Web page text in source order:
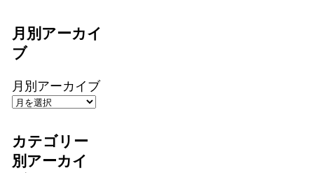
月別アーカイ
ブ
月別アーカイブ
カテゴリー
別アーカイ